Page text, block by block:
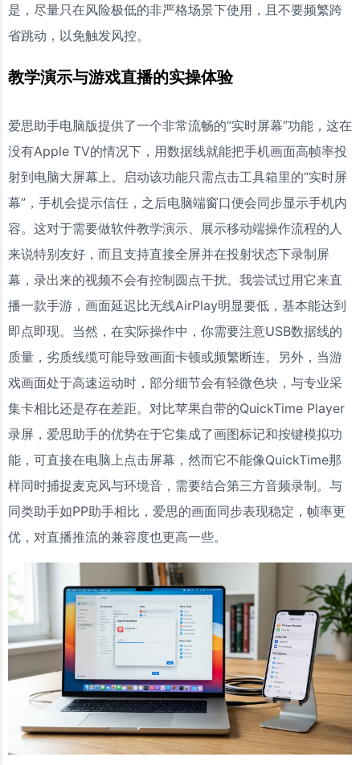
是，尽量只在风险极低的非严格场景下使用，且不要频繁跨
省跳动，以免触发风控。
教学演示与游戏直播的实操体验
爱思助手电脑版提供了一个非常流畅的“实时屏幕”功能，这在
没有Apple TV的情况下，用数据线就能把手机画面高帧率投
射到电脑大屏幕上。启动该功能只需点击工具箱里的“实时屏
幕”，手机会提示信任，之后电脑端窗口便会同步显示手机内
容。这对于需要做软件教学演示、展示移动端操作流程的人
来说特别友好，而且支持直接全屏并在投射状态下录制屏
幕，录出来的视频不会有控制圆点干扰。我尝试过用它来直
播一款手游，画面延迟比无线AirPlay明显要低，基本能达到
即点即现。当然，在实际操作中，你需要注意USB数据线的
质量，劣质线缆可能导致画面卡顿或频繁断连。另外，当游
戏画面处于高速运动时，部分细节会有轻微色块，与专业采
集卡相比还是存在差距。对比苹果自带的QuickTime Player
录屏，爱思助手的优势在于它集成了画图标记和按键模拟功
能，可直接在电脑上点击屏幕，然而它不能像QuickTime那
样同时捕捉麦克风与环境音，需要结合第三方音频录制。与
同类助手如PP助手相比，爱思的画面同步表现稳定，帧率更
优，对直播推流的兼容度也更高一些。